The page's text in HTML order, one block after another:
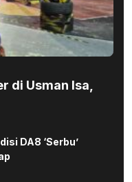
di Usman Isa,
DA8 ‘Serbu’